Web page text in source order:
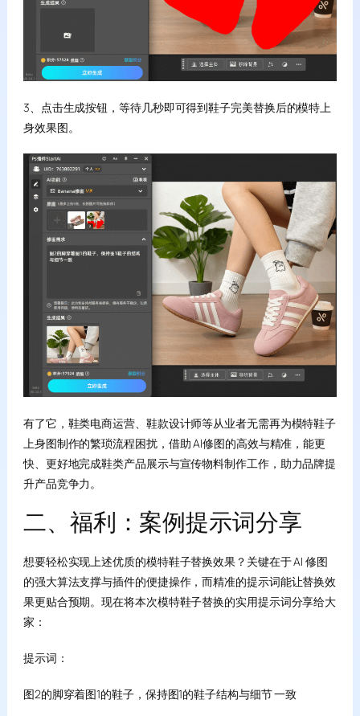
3、点击生成按钮，等待几秒即可得到鞋子完美替换后的模特上
身效果图。
有了它，鞋类电商运营、鞋款设计师等从业者无需再为模特鞋子
上身图制作的繁琐流程困扰，借助 AI修图的高效与精准，能更
快、更好地完成鞋类产品展示与宣传物料制作工作，助力品牌提
升产品竞争力。
二、福利：案例提示词分享
想要轻松实现上述优质的模特鞋子替换效果？关键在于 AI 修图
的强大算法支撑与插件的便捷操作，而精准的提示词能让替换效
果更贴合预期。现在将本次模特鞋子替换的实用提示词分享给大
家：
提示词：
图2的脚穿着图1的鞋子，保持图1的鞋子结构与细节 一致